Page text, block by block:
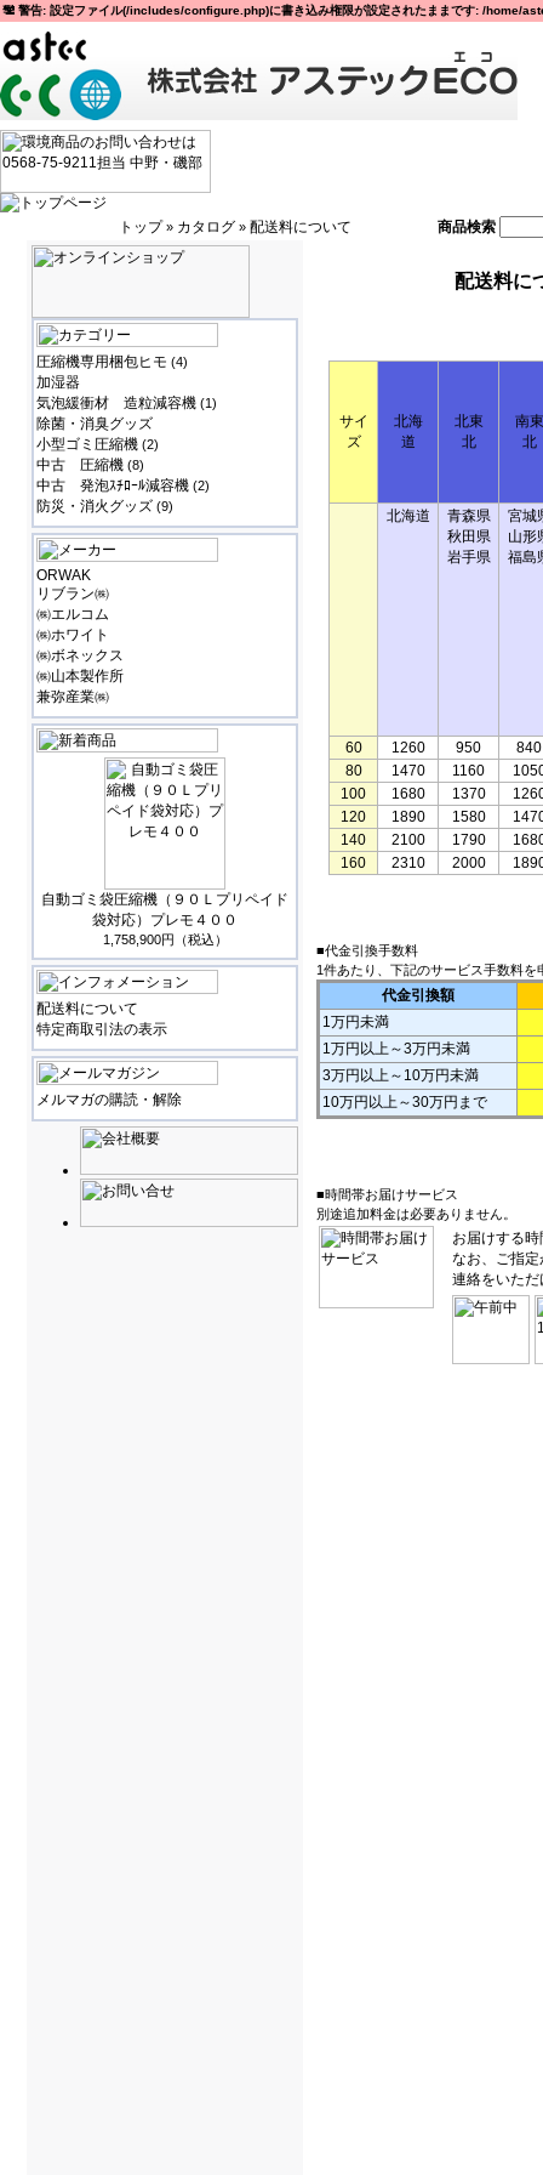
警告: 設定ファイル(/includes/configure.php)に書き込み権限が設定されたままです: /
トップ» カタログ » 配送料について 商品検索
圧縮機専用梱包ヒモ (4)
加湿器
気泡緩衝材 造粒減容機 (1)
除菌・消臭グッズ
小型ゴミ圧縮機 (2)
中古 圧縮機 (8)
中古 発泡ｽﾁﾛｰﾙ減容機 (2)
防災・消火グッズ (9)
ORWAK
リブラン㈱
㈱エルコム
㈱ホワイト
㈱ボネックス
㈱山本製作所
兼弥産業㈱
自動ゴミ袋圧縮機（９０Ｌプリペイド
袋対応）プレモ４００
1,758,900円（税込）
配送料について
特定商取引法の表示
メルマガの購読・解除
配送料に
サイ
ズ
北海
道
北東
北
南東
北
北海道
青森県
秋田県
岩手県
宮城
山形
福島
60 1260 950
840
80
1470 1160
100
1680 1370
120
1890 1580
140
2100 1790
160
2310 2000
■代金引換手数料
1件あたり、下記のサービス手数料を
代金引換額
1万円未満
1万円以上～3万円未満
3万円以上～10万円未満
10万円以上～30万円まで
■時間帯お届けサービス
別途追加料金は必要ありません。
お届けする
なお、ご指
連絡をいた